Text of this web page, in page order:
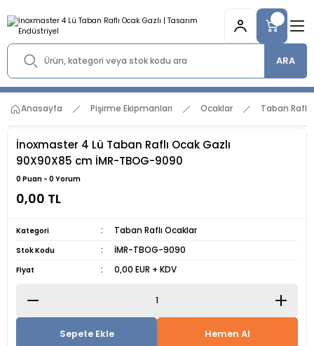
ARA
Anasayfa Pişirme Ekipmanları Ocaklar Taban Raflı
İnoxmaster 4 Lü Taban Raflı Ocak Gazlı
90X90X85 cm İMR-TBOG-9090
0 Puan - 0 Yorum
0,00 TL
Kategori Taban Raflı Ocaklar
Stok Kodu İMR-TBOG-9090
Fiyat 0,00 EUR + KDV
Sepete Ekle Hemen Al